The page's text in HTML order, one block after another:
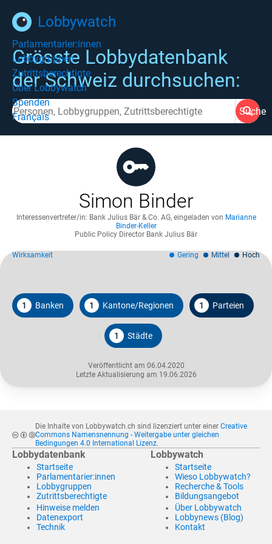
Lobbywatch
Parlamentarier:innen
Lobbygruppen
Zutrittsberechtigte
Über Lobbywatch
Spenden
Français
Grösste Lobbydatenbank
der Schweiz durchsuchen:
Suche
Simon Binder
Interessenvertreter/in: Bank Julius Bär & Co. AG, eingeladen von Marianne
Binder-Keller
Public Policy Director Bank Julius Bär
1 Banken 1 Kantone/Regionen 1 Parteien
1 Städte
Veröffentlicht am 06.04.2020
Letzte Aktualisierung am 19.06.2026
Wirksamkeit Gering Mittel Hoch
Die Inhalte von Lobbywatch.ch sind lizenziert unter einer Creative
Commons Namensnennung - Weitergabe unter gleichen
Bedingungen 4.0 International Lizenz.
Lobbydatenbank
Startseite
Parlamentarier:innen
Lobbygruppen
Zutrittsberechtigte
Hinweise melden
Datenexport
Technik
Lobbywatch
Startseite
Wieso Lobbywatch?
Recherche & Tools
Bildungsangebot
Über Lobbywatch
Lobbynews (Blog)
Kontakt